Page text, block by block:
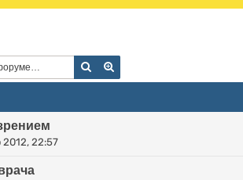
Поиск
2012, 22:57